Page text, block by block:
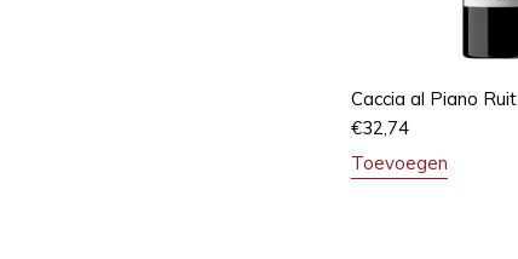
Caccia al Piano
€32,74
Toevoegen